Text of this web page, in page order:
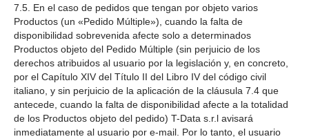
7.5. En el caso de pedidos que tengan por objeto varios
Productos (un «Pedido Múltiple»), cuando la falta de
disponibilidad sobrevenida afecte solo a determinados
Productos objeto del Pedido Múltiple (sin perjuicio de los
derechos atribuidos al usuario por la legislación y, en concreto,
por el Capítulo XIV del Título II del Libro IV del código civil
italiano, y sin perjuicio de la aplicación de la cláusula 7.4 que
antecede, cuando la falta de disponibilidad afecte a la totalidad
de los Productos objeto del pedido) T-Data s.r.l avisará
inmediatamente al usuario por e-mail. Por lo tanto, el usuario